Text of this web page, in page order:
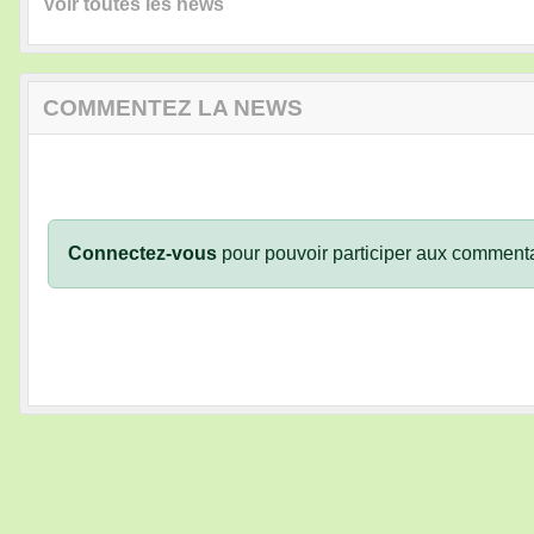
Voir toutes les news
COMMENTEZ LA NEWS
Connectez-vous pour pouvoir participer aux